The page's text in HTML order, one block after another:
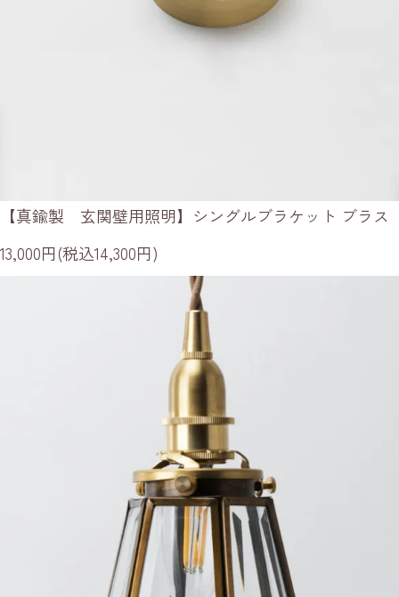
【真鍮製 玄関壁用照明】シングルブラケット ブラス
13,000円(税込14,300円)